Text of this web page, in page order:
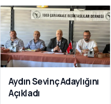
Aydın Sevinç Adaylığını
Açıkladı